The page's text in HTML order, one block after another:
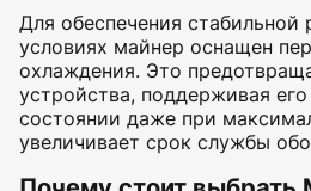
Для обеспечения
условиях майнер оснащен
охлаждения. Это
устройства, поддерживая
состоянии даже при
увеличивает срок службы